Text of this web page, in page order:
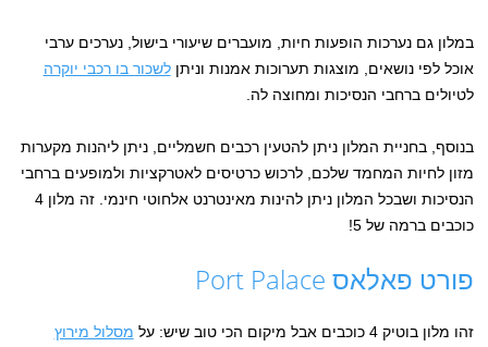
במלון גם נערכות הופעות חיות, מועברים שיעורי בישול, נערכים ערבי
אוכל לפי נושאים, מוצגות תערוכות אמנות וניתןלשכור בו רכבי יוקרה
לטיולים ברחבי הנסיכות ומחוצה לה.
בנוסף, בחניית המלון ניתן להטעין רכבים חשמליים, ניתן ליהנות מקערות
מזון לחיות המחמד שלכם, לרכוש כרטיסים לאטרקציות ולמופעים ברחבי
הנסיכות ושבכל המלון ניתן להינות מאינטרנט אלחוטי חינמי. זה מלון 4
כוכבים ברמה של 5!
פורט פאלאס Port Palace
זהו מלון בוטיק 4 כוכבים אבל מיקום הכי טוב שיש: על
מסלול מירוץ